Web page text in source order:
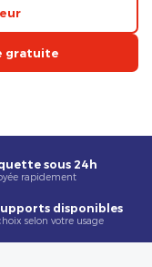
gratuite
sous 24h
rapidement
disponibles
selon votre usage